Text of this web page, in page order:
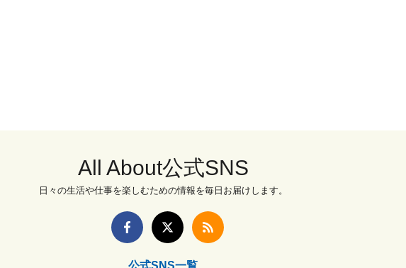
All About公式SNS
日々の生活や仕事を楽しむための情報を毎日お届けします。
公式SNS一覧